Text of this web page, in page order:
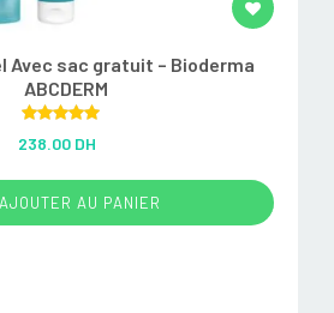
Avec sac gratuit – Bioderma
ABCDERM
out of 5
238.00 DH
AJOUTER AU PANIER